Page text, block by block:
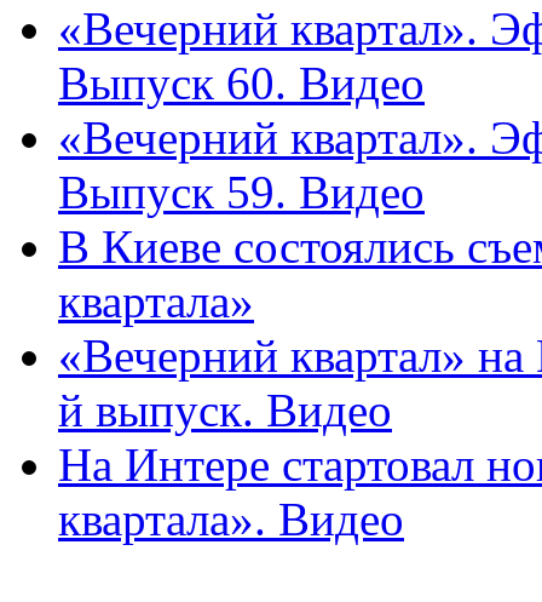
«Вечерний квартал».
Выпуск 60. Видео
«Вечерний квартал».
Выпуск 59. Видео
В Киеве состоялись
квартала»
«Вечерний квартал»
й выпуск. Видео
На Интере стартовал
квартала». Видео